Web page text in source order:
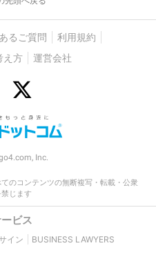
るご質問
利用規約
え方
運営会社
Inc.
のコンテンツの無断複写・転載・公衆
じます
ビス
イン BUSINESS LAWYERS